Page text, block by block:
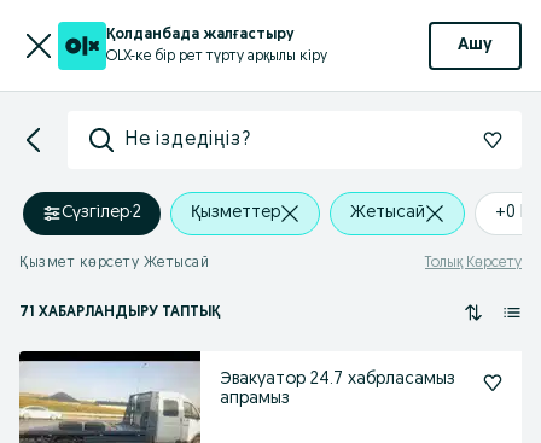
Қолданбада жалғастыру
OLX-ке бір рет түрту арқылы кіру
Ашу
Не іздедіңіз?
Сүзгілер·2 Қызметтер Жетысай +0
Қызмет көрсету Жетысай Толық Көрсету
71 ХАБАРЛАНДЫРУ ТАПТЫҚ
Эвакуатор 24.7 хабрласамыз
апрамыз